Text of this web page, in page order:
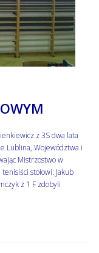
z 3S dwa lata
Lublina, Województwa i
Mistrzostwo w
stołowi: Jakub
z 1 F zdobyli